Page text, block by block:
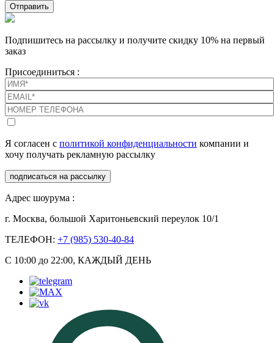
Отправить
Подпишитесь на рассылку и получите скидку 10% на первый
заказ
Присоединиться :
Я согласен с политикой конфиденциальности компании и
хочу получать рекламную рассылку
подписаться на рассылку
Адрес шоурума :
г. Москва, большой Харитоньевский переулок 10/1
ТЕЛЕФОН: +7 (985) 530-40-84
С 10:00 до 22:00, КАЖДЫЙ ДЕНЬ